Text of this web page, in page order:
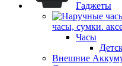
Гаджеты
часы, сумки.
Часы
Внешние